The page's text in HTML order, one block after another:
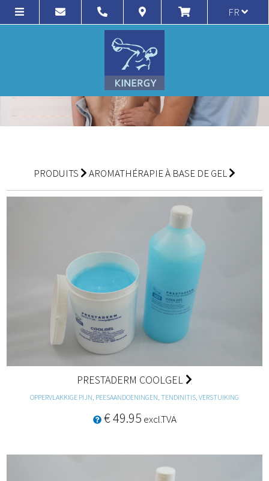
FR
PRODUITS AROMATHÉRAPIE À BASE DE GEL
PRESTADERM COOLGEL
OPPERVLAKKIGE PIJN, PEESAANDOENINGEN, TENDINITIS, VERSTUIKING
€ 49.95 excl.TVA